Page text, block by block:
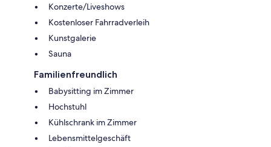
Konzerte/Liveshows
Kostenloser Fahrradverleih
Kunstgalerie
Sauna
Familienfreundlich
Babysitting im Zimmer
Hochstuhl
Kühlschrank im Zimmer
Lebensmittelgeschäft